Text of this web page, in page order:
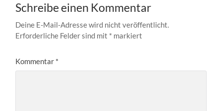
Schreibe einen Kommentar
Deine E-Mail-Adresse wird nicht veröffentlicht.
Erforderliche Felder sind mit * markiert
Kommentar *